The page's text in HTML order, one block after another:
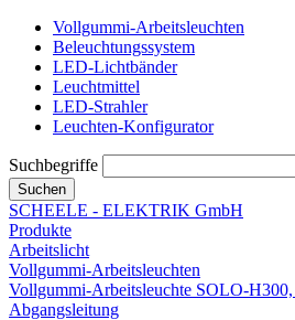
Vollgummi-Arbeitsleuchten
Beleuchtungssystem
LED-Lichtbänder
Leuchtmittel
LED-Strahler
Leuchten-Konfigurator
Suchbegriffe
Suchen
SCHEELE - ELEKTRIK GmbH
Produkte
Arbeitslicht
Vollgummi-Arbeitsleuchten
Vollgummi-Arbeitsleuchte SOLO-
Abgangsleitung